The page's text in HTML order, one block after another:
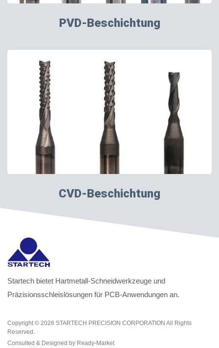
PVD-Beschichtung
CVD-Beschichtung
Startech bietet Hartmetall-Schneidwerkzeuge und
Präzisionsschleislösungen für PCB-Anwendungen an.
Copyright © 2026 STARTECH PRECISION CORPORATION All Rights
Reserved.
Consulted & Designed by Ready-Market